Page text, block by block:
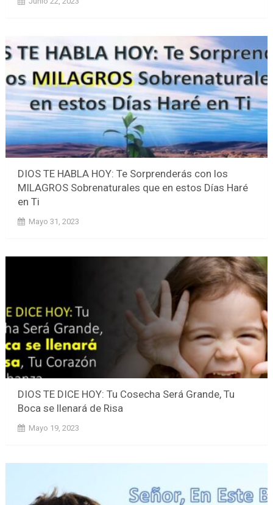
DIOS TE HABLA HOY: Te Sorprenderás con los
MILAGROS Sobrenaturales que en estos Días Haré
en Ti
Mayo 31, 2023
DIOS TE DICE HOY: Tu Cosecha Será Grande, Tu
Boca se llenará de Risa
Mayo 19, 2023